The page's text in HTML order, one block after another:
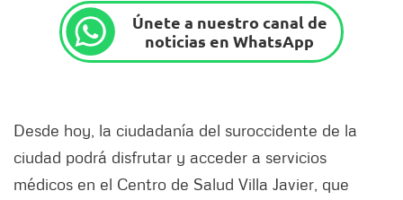
Únete a nuestro canal de
noticias en WhatsApp
Desde hoy, la ciudadanía del suroccidente de la
ciudad podrá disfrutar y acceder a servicios
médicos en el Centro de Salud Villa Javier, que